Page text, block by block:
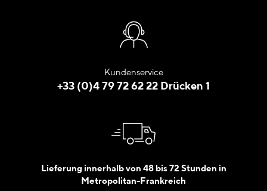
Kundenservice
+33 (0)4 79 72 62 22 Drücken 1
Lieferung innerhalb von 48 bis 72 Stunden in
Metropolitan-Frankreich